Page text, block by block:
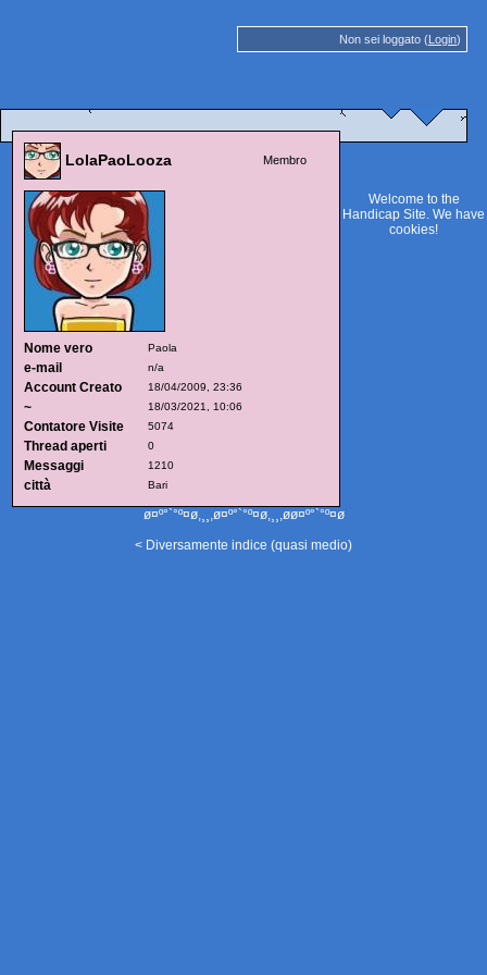
Non sei loggato (Login)
LolaPaoLooza Membro
Nome vero Paola
e-mail n/a
Account Creato 18/04/2009, 23:36
~ 18/03/2021, 10:06
Contatore Visite 5074
Thread aperti 0
Messaggi 1210
città Bari
Welcome to the
Handicap Site. We have
cookies!
ø¤º°`°º¤ø,¸¸,ø¤º°`°º¤ø,¸¸,øø¤º°`°º¤ø
< Diversamente indice (quasi medio)